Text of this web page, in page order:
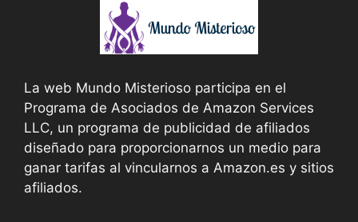
La web Mundo Misterioso participa en el
Programa de Asociados de Amazon Services
LLC, un programa de publicidad de afiliados
diseñado para proporcionarnos un medio para
ganar tarifas al vincularnos a Amazon.es y sitios
afiliados.